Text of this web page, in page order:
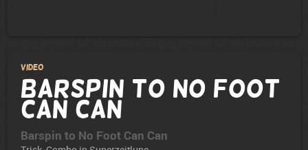
Video
Barspin to No Foot
Can Can
Barspin to No Foot Can Can